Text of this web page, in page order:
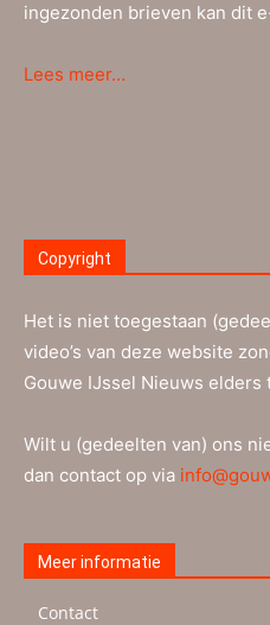
ingezonden brieven kan dit
Lees meer…
Copyright
Het is niet toegestaan
video’s van deze website
Gouwe IJssel Nieuws elders
Wilt u (gedeelten van) ons
dan contact op via
Meer informatie
Contact